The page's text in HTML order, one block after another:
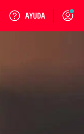
Login